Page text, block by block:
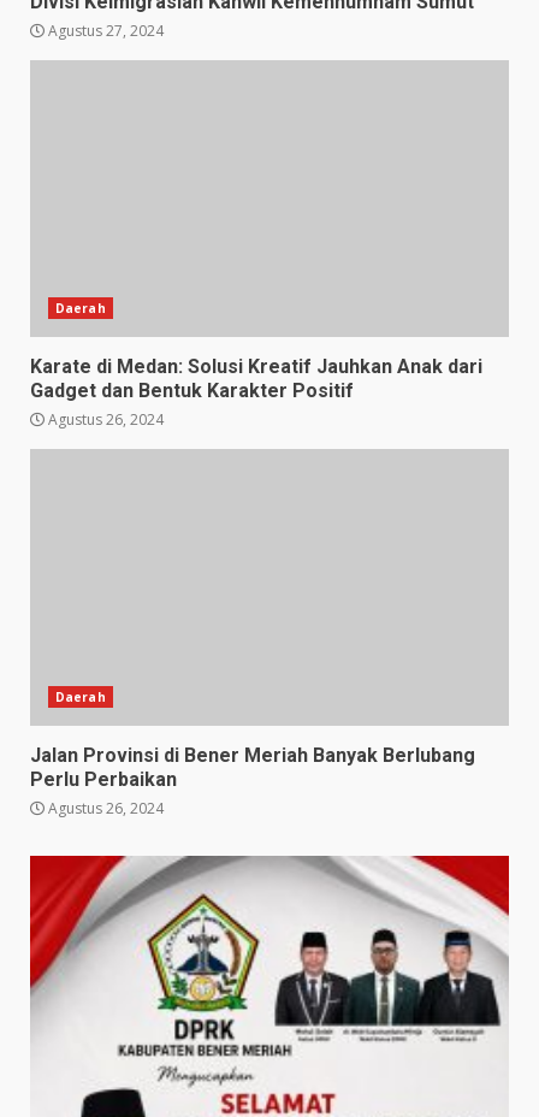
Agustus 27, 2024
Daerah
Karate di Medan: Solusi Kreatif Jauhkan Anak dari
Gadget dan Bentuk Karakter Positif
Agustus 26, 2024
Daerah
Jalan Provinsi di Bener Meriah Banyak Berlubang
Perlu Perbaikan
Agustus 26, 2024